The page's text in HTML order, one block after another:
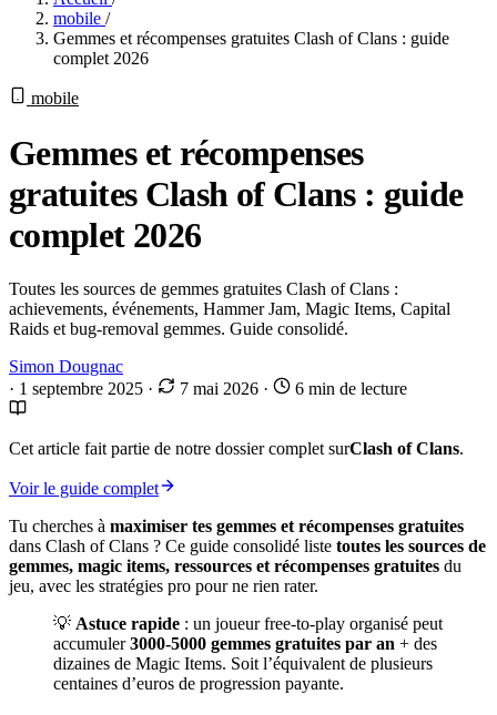
mobile /
Gemmes et récompenses gratuites Clash of Clans : guide
complet 2026
mobile
Gemmes et récompenses
gratuites Clash of Clans : guide
complet 2026
Toutes les sources de gemmes gratuites Clash of Clans :
achievements, événements, Hammer Jam, Magic Items, Capital
Raids et bug-removal gemmes. Guide consolidé.
Simon Dougnac
· 1 septembre 2025 · 7 mai 2026 · 6 min de lecture
Cet article fait partie de notre dossier complet surClash of Clans.
Voir le guide complet
Tu cherches à maximiser tes gemmes et récompenses gratuites
dans Clash of Clans ? Ce guide consolidé liste toutes les sources de
gemmes, magic items, ressources et récompenses gratuites du
jeu, avec les stratégies pro pour ne rien rater.
💡 Astuce rapide : un joueur free-to-play organisé peut
accumuler3000-5000 gemmes gratuites par an + des
dizaines de Magic Items. Soit l’équivalent de plusieurs
centaines d’euros de progression payante.